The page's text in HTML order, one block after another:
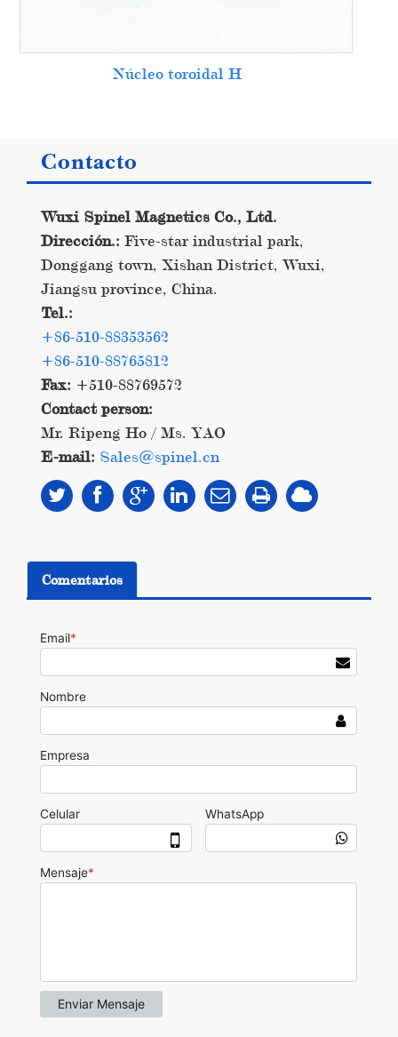
Núcleo toroidal H
Contacto
Wuxi Spinel Magnetics Co., Ltd.
Dirección.: Five-star industrial park,
Donggang town, Xishan District, Wuxi,
Jiangsu province, China.
Tel.:
+86-510-88353562
+86-510-88765812
Fax: +510-88769572
Contact person:
Mr. Ripeng Ho / Ms. YAO
E-mail: Sales@spinel.cn
Comentarios